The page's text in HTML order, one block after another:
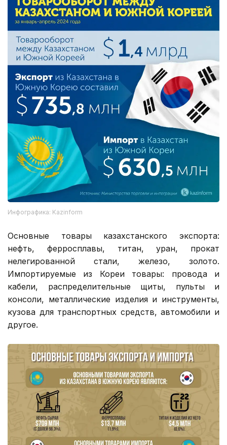
Инфографика: Kazinform
Основные товары казахстанского экспорта:
нефть, ферросплавы, титан, уран, прокат
нелегированной стали, железо, золото.
Импортируемые из Кореи товары: провода и
кабели, распределительные щиты, пульты и
консоли, металлические изделия и инструменты,
кузова для транспортных средств, автомобили и
другое.